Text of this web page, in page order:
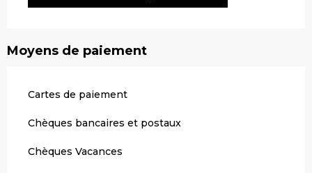
Moyens de paiement
Cartes de paiement
Chèques bancaires et postaux
Chèques Vacances